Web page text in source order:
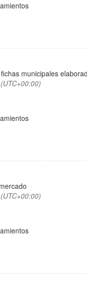
municipales